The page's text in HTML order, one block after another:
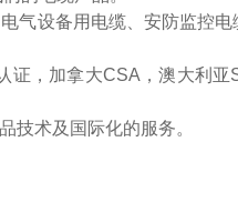
气设备用电缆、安防监控电
，加拿大CSA，澳大利亚
技术及国际化的服务。